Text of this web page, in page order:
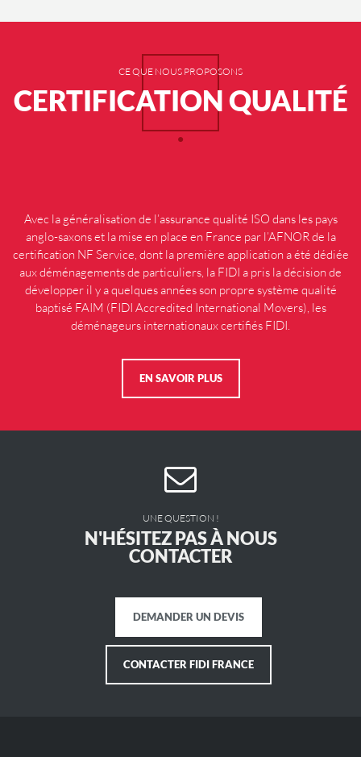
CE QUE NOUS PROPOSONS
CERTIFICATION QUALITÉ
Avec la généralisation de l’assurance qualité ISO dans les pays
anglo-saxons et la mise en place en France par l’AFNOR de la
certification NF Service, dont la première application a été dédiée
aux déménagements de particuliers, la FIDI a pris la décision de
développer il y a quelques années son propre système qualité
baptisé FAIM (FIDI Accredited International Movers), les
déménageurs internationaux certifiés FIDI.
EN SAVOIR PLUS
UNE QUESTION !
N'HÉSITEZ PAS À NOUS
CONTACTER
DEMANDER UN DEVIS
CONTACTER FIDI FRANCE